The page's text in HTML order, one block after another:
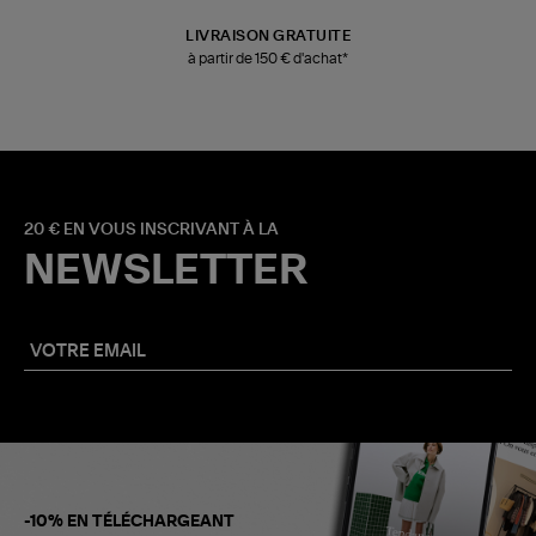
LIVRAISON GRATUITE
à partir de 150 € d'achat*
20 € EN VOUS INSCRIVANT À LA
NEWSLETTER
-10% EN TÉLÉCHARGEANT